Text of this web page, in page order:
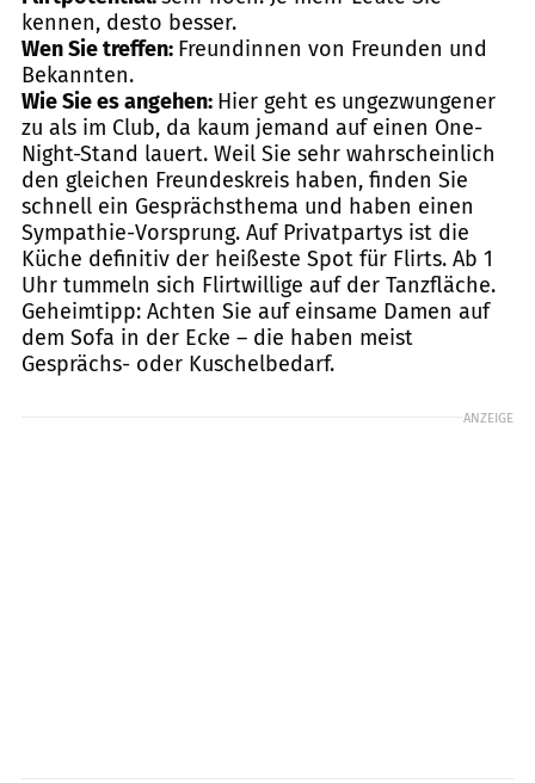
kennen, desto besser.
Wen Sie treffen: Freundinnen von Freunden und
Bekannten.
Wie Sie es angehen: Hier geht es ungezwungener
zu als im Club, da kaum jemand auf einen One-
Night-Stand lauert. Weil Sie sehr wahrscheinlich
den gleichen Freundeskreis haben, finden Sie
schnell ein Gesprächsthema und haben einen
Sympathie-Vorsprung. Auf Privatpartys ist die
Küche definitiv der heißeste Spot für Flirts. Ab 1
Uhr tummeln sich Flirtwillige auf der Tanzfläche.
Geheimtipp: Achten Sie auf einsame Damen auf
dem Sofa in der Ecke – die haben meist
Gesprächs- oder Kuschelbedarf.
ANZEIGE